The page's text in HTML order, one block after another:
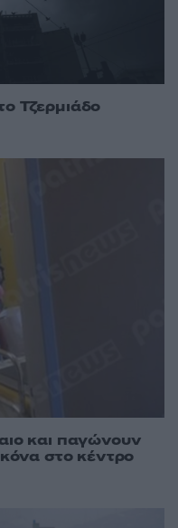
Τζερμιάδο
και παγώνουν
στο κέντρο